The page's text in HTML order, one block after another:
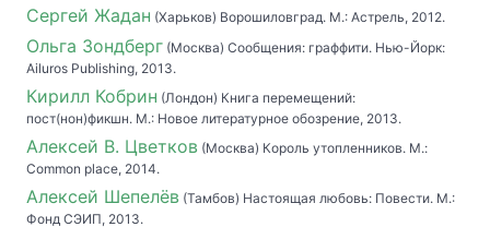
Сергей Жадан (Харьков) Ворошиловград. М.: Астрель, 2012.
Ольга Зондберг (Москва) Сообщения: граффити. Нью-Йорк:
Ailuros Publishing, 2013.
Кирилл Кобрин (Лондон) Книга перемещений:
пост(нон)фикшн. М.: Новое литературное обозрение, 2013.
Алексей В. Цветков (Москва) Король утопленников. М.:
Common place, 2014.
Алексей Шепелёв (Тамбов) Настоящая любовь: Повести. М.:
Фонд СЭИП, 2013.